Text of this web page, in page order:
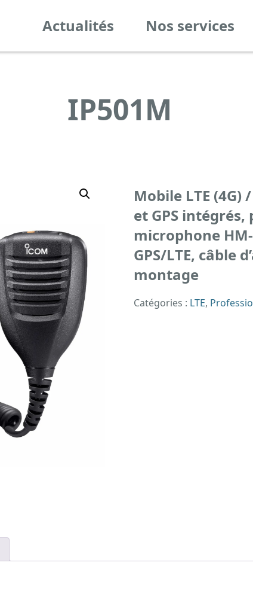
Actualités Nos services
IP501M
Mobile LTE (4G)
et GPS
microphone
GPS/LTE, câble
montage
Catégories : LTE,